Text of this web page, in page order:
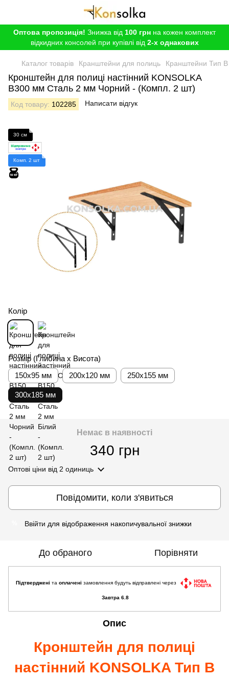
Оптова пропозиція! Знижка від 100 грн на кожен комплект
відкидних консолей при купівлі від 2-х однакових
Каталог товарів Кранштейни для полиць Кранштейни Тип B
Кронштейн для полиці настінний KONSOLKA
B300 мм Сталь 2 мм Чорний - (Компл. 2 шт)
Код товару: 102285 Написати відгук
30 см
Комп. 2 шт
Колір
Розмір (Глибина х Висота)
150x95 мм
200x120 мм 250x155 мм
300x185 мм
Немає в наявності
340 грн
Оптові ціни від 2 одиниць
Повідомити, коли з'явиться
Ввійти для відображення накопичувальної знижки
До обраного Порівняти
Підтверджені та оплачені замовлення будуть відправлені через
Завтра 6.8
Опис
Кронштейн для полиці
настінний KONSOLKA Тип B